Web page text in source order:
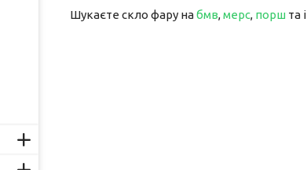
Шукаєте скло фару набмв,мерс, порш та